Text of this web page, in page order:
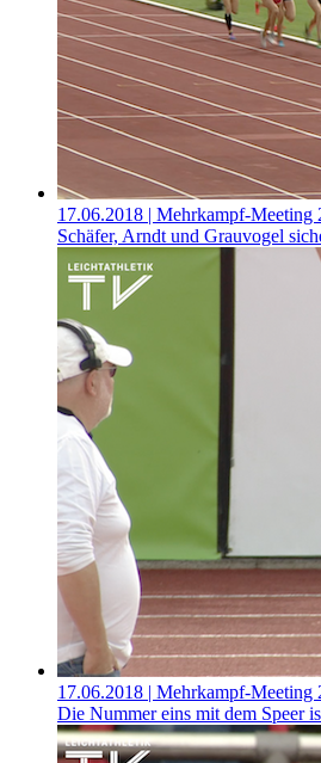
17.06.2018 | Mehrkampf-
Schäfer, Arndt und Grauvogel
17.06.2018 | Mehrkampf-
Die Nummer eins mit dem Speer